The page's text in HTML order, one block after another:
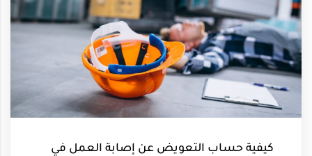
كيفية حساب التعويض عن إصابة العمل في